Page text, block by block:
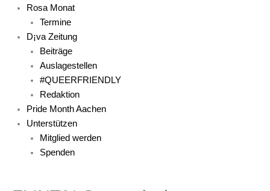
Rosa Monat
Termine
D¡va Zeitung
Beiträge
Auslagestellen
#QUEERFRIENDLY
Redaktion
Pride Month Aachen
Unterstützen
Mitglied werden
Spenden